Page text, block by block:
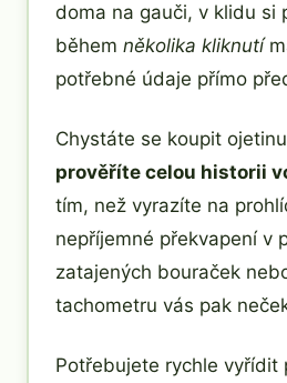
doma na gauči, v klidu si
během několika kliknutí
potřebné údaje přímo
Chystáte se koupit
prověříte celou historii
tím, než vyrazíte na
nepříjemné překvapení v
zatajených bouraček
tachometru vás pak
Potřebujete rychle vyřídit